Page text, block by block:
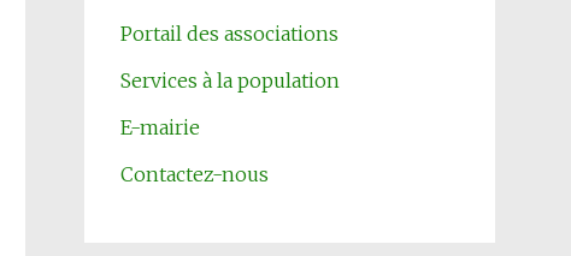
Portail des associations
Services à la population
E-mairie
Contactez-nous